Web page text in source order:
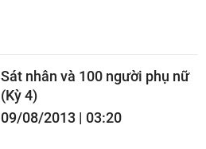
Sát nhân và 100 người phụ nữ
(Kỳ 4)
09/08/2013 | 03:20